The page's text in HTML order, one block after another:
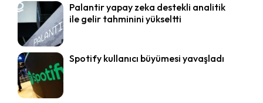
Palantir yapay zeka destekli analitik
ile gelir tahminini yükseltti
Spotify kullanıcı büyümesi yavaşladı